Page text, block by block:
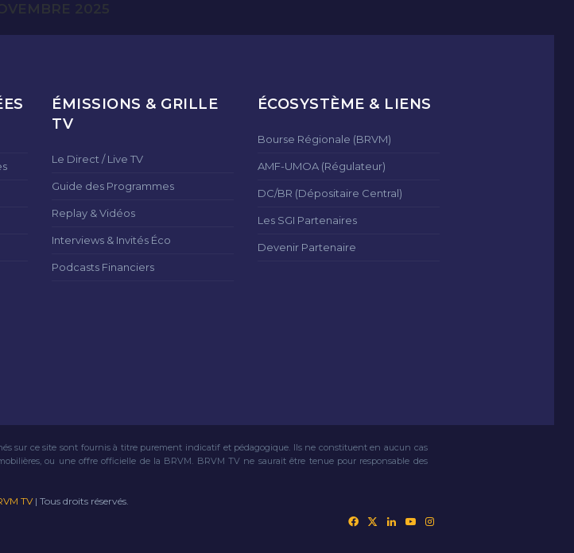
2025
ÉMISSIONS & GRILLE
TV
Le Direct / Live TV
Guide des Programmes
Replay & Vidéos
Interviews & Invités Éco
Podcasts Financiers
ÉCOSYSTÈME & LIENS
Bourse Régionale (BRVM)
AMF-UMOA (Régulateur)
DC/BR (Dépositaire Central)
Les SGI Partenaires
Devenir Partenaire
sur ce site sont fournis à titre purement indicatif et pédagogique. Ils ne constituent en aucun cas
ou une offre officielle de la BRVM. BRVM TV ne saurait être tenue pour responsable des
TV| Tous droits réservés.
FacebookLinkedinYouTube